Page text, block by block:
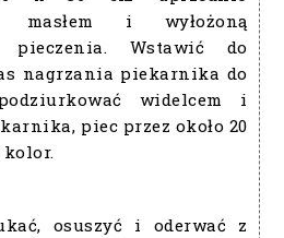
masłem i wyłożoną
pieczenia. Wstawić do
nagrzania piekarnika do
widelcem i
piec przez około 20
kolor.
osuszyć i oderwać z